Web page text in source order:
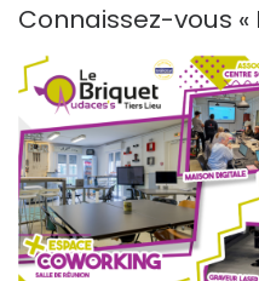
Connaissez-vous «